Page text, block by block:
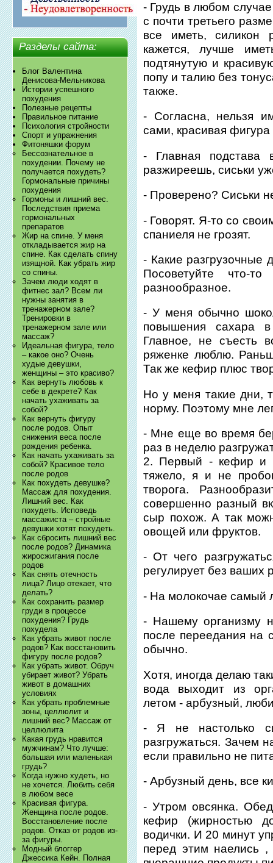
Разделы сайта:
Блог Валентина
Денисова-Мельникова
Истории успешного
похудения
Полезные рецепты
Правильное питание
Психология стройности
Спорт и упражнения
Фитоняшки форум
Бессознательное в
похудении. Почему не
получается похудеть?
Гормональные причины
похудения
Гормоны и лишний вес.
Последствия приема
гормональных
препаратов
Жир на спине. У меня
откладывается жир на
спине. Как сделать спину
изящной. Как убрать жир
со спины.
Зачем люди ходят в
фитнес зал? Всем ли
нужны занятия в
тренажерном зале?
Тренировки в
тренажерном зале или
массаж?
Идеальная фигура, тело
– какое оно? Очень
худые девушки,
женщины – это красиво?
Как вернуть любовь к
себе в декрете? Как
начать ухаживать за
собой?
Как вернуть фигуру
после родов. Опыт
снижения веса после
рождения ребенка.
Как начать ухаживать за
собой? Красивое тело
после родов
Как похудеть девушке?
Массаж для похудения.
Лишний вес. Как
похудеть. Исповедь
массажиста – стройные
девушки хотят похудеть.
Как сбросить лишний вес
после родов? Динамика
жиросжигания после
родов
Как снять отечность
лица? Лицо отекает, что
делать?
Как сохранить размер
груди в процессе
похудения? Грудь
похудела
Как убрать живот после
родов? Как восстановить
фигуру после родов?
Как убрать живот. Обруч
убирает живот? Убрать
живот в домашних
условиях
Как убрать проблемные
зоны, целлюлит и
лишний вес? Массаж от
целлюлита
Какая грудь нравится
мужчинам? Что лучше:
большая или маленькая
грудь?
Когда нужно худеть, но
не хочется. Любить себя
в любом весе
Красивая фигура.
Женщина после родов.
Восстановление после
родов. Отказ от родов из-
за фигуры.
Модный блоггер
Джессика Кейн. Полная
- Грудь в любом
с почти третьего
все иметь, силикон
кажется, лучше
подтянутую и
попу и талию без
также.
- Согласна, нельзя
сами, красивая
- Главная
разжиреешь, сиськи
- Проверено? Сиськи
- Говорят. Я-то со
спаниеля не грозят.
- Какие разгрузочные
Посоветуйте что-
разнообразное.
- У меня обычно
повышения сахара
Главное, не съесть
ряженке люблю.
Так же кефир плюс
Но у меня такие дни,
норму. Поэтому мне
- Мне еще во время
раз в неделю
2. Первый - кефир и
тяжело, я и не
творога.
совершенно разный
сыр похож. А так
овощей или фруктов.
- От чего
регулирует без ваших
- На молокочае самый
- Нашему организму
после переедания на
обычно.
Хотя, иногда делаю
вода выходит из
летом - арбузный,
- Я не настолько
разгружаться. Зачем
если правильно не
- Арбузный день, все
- Утром овсянка.
кефир (жирностью
водички. И 20 минут
перед этим наелись